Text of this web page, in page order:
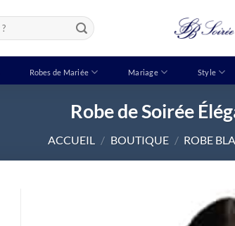
Robes de Mariée Mariage Style
Robe de Soirée
ACCUEIL / BOUTIQUE / ROBE